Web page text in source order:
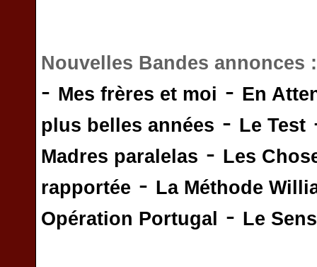
Nouvelles Bandes annonces
- Mes frères et moi - En
plus belles années - Le Test
Madres paralelas - Les
rapportée - La Méthode
Opération Portugal
- Le